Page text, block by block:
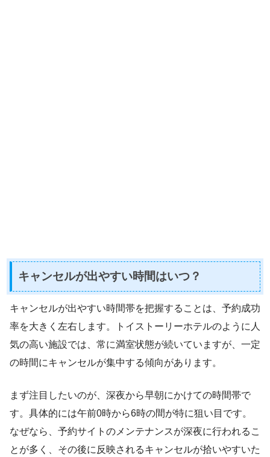
キャンセルが出やすい時間はいつ？
キャンセルが出やすい時間帯を把握することは、予約成功
率を大きく左右します。トイストーリーホテルのように人
気の高い施設では、常に満室状態が続いていますが、一定
の時間にキャンセルが集中する傾向があります。
まず注目したいのが、深夜から早朝にかけての時間帯で
す。具体的には午前0時から6時の間が特に狙い目です。
なぜなら、予約サイトのメンテナンスが深夜に行われるこ
とが多く、その後に反映されるキャンセルが拾いやすいた